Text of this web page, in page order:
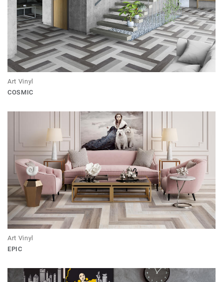
Art Vinyl
COSMIC
Art Vinyl
EPIC